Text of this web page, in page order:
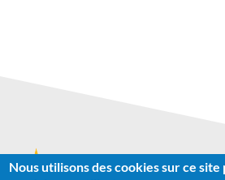
Nous utilisons des cookies sur ce